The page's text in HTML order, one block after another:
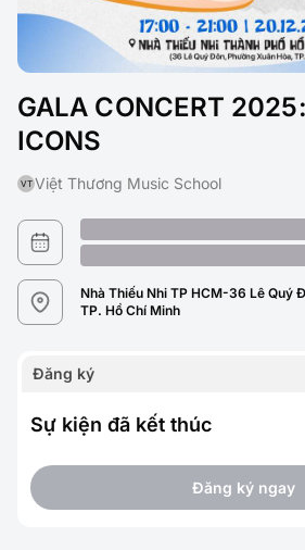
GALA CONCERT
ICONS
VT Việt Thương Music School
Nhà Thiếu Nhi TP HCM-36 Lê Quý
TP. Hồ Chí Minh
Đăng ký
Sự kiện đã kết thúc
Đăng ký ngay